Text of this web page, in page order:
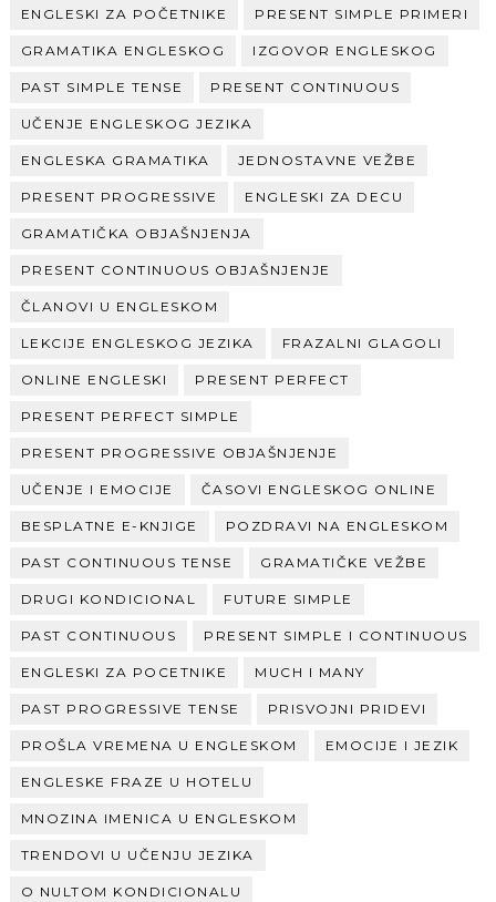
ENGLESKI ZA POČETNIKE PRESENT SIMPLE PRIMERI
GRAMATIKA ENGLESKOG IZGOVOR ENGLESKOG
PAST SIMPLE TENSE PRESENT CONTINUOUS
UČENJE ENGLESKOG JEZIKA
ENGLESKA GRAMATIKA JEDNOSTAVNE VEŽBE
PRESENT PROGRESSIVE ENGLESKI ZA DECU
GRAMATIČKA OBJAŠNJENJA
PRESENT CONTINUOUS OBJAŠNJENJE
ČLANOVI U ENGLESKOM
LEKCIJE ENGLESKOG JEZIKA FRAZALNI GLAGOLI
ONLINE ENGLESKI PRESENT PERFECT
PRESENT PERFECT SIMPLE
PRESENT PROGRESSIVE OBJAŠNJENJE
UČENJE I EMOCIJE ČASOVI ENGLESKOG ONLINE
BESPLATNE E-KNJIGE POZDRAVI NA ENGLESKOM
PAST CONTINUOUS TENSE GRAMATIČKE VEŽBE
DRUGI KONDICIONAL FUTURE SIMPLE
PAST CONTINUOUS PRESENT SIMPLE I CONTINUOUS
ENGLESKI ZA POCETNIKE MUCH I MANY
PAST PROGRESSIVE TENSE PRISVOJNI PRIDEVI
PROŠLA VREMENA U ENGLESKOM EMOCIJE I JEZIK
ENGLESKE FRAZE U HOTELU
MNOZINA IMENICA U ENGLESKOM
TRENDOVI U UČENJU JEZIKA
O NULTOM KONDICIONALU